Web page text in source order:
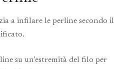
a infilare le perline secondo il
su un’estremità del filo per